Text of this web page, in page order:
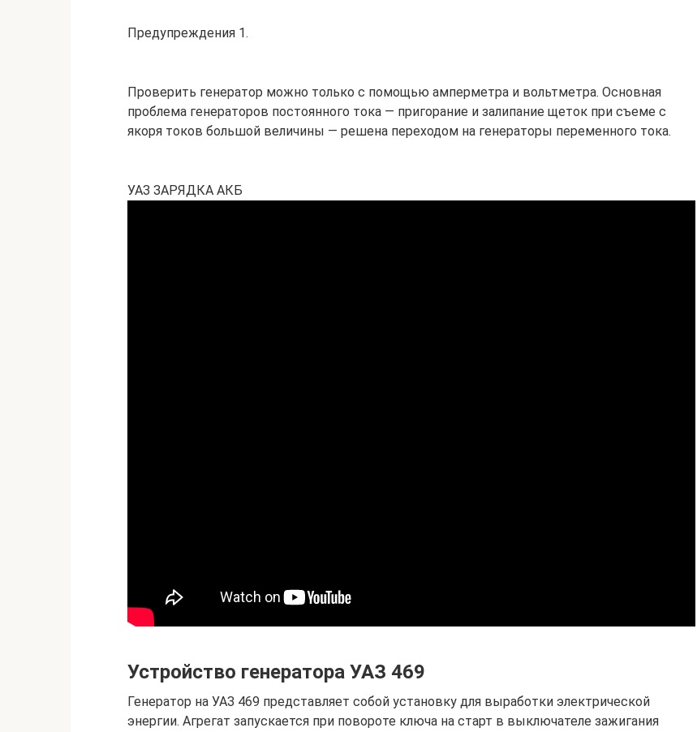
Предупреждения 1.
Проверить генератор можно только с помощью амперметра и вольтметра. Основная
проблема генераторов постоянного тока — пригорание и залипание щеток при съеме с
якоря токов большой величины — решена переходом на генераторы переменного тока.
УАЗ ЗАРЯДКА АКБ
Устройство генератора УАЗ 469
Генератор на УАЗ 469 представляет собой установку для выработки электрической
энергии. Агрегат запускается при повороте ключа на старт в выключателе зажигания